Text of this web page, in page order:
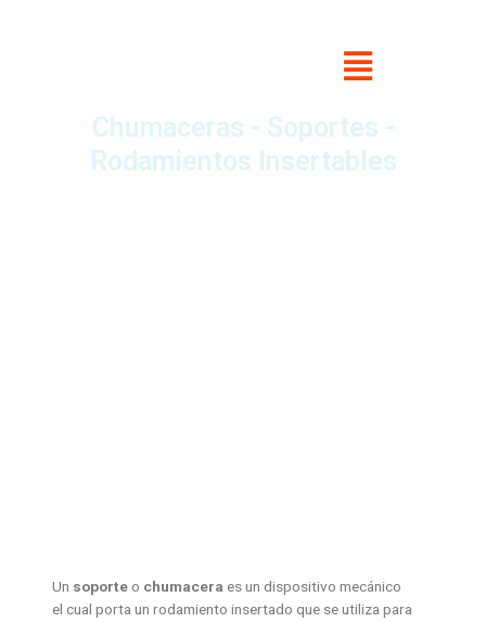
Chumaceras - Soportes -
Rodamientos Insertables
Un soporteo chumacera es un dispositivo mecánico
el cual porta un rodamiento insertado que se utiliza para